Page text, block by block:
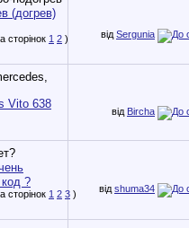
(догрев)
1 2 )
від Sergunia
Vito 638
від Bircha
?
1 2 3 )
від shuma34